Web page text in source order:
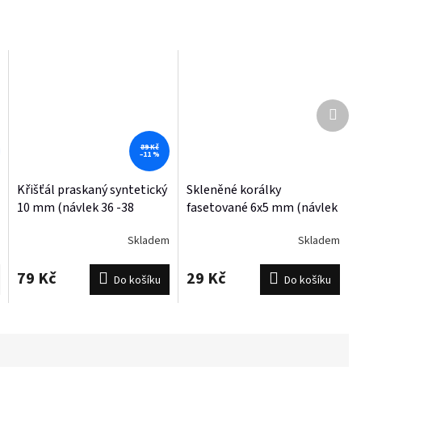
89 Kč
–11 %
Křišťál praskaný syntetický
10 mm (návlek 36 -38
Skladem
79 Kč Do košíku
Skleněné korálky
fasetované 6x5 mm (návlek
Skladem
29 Kč Do košíku
Další
produkt